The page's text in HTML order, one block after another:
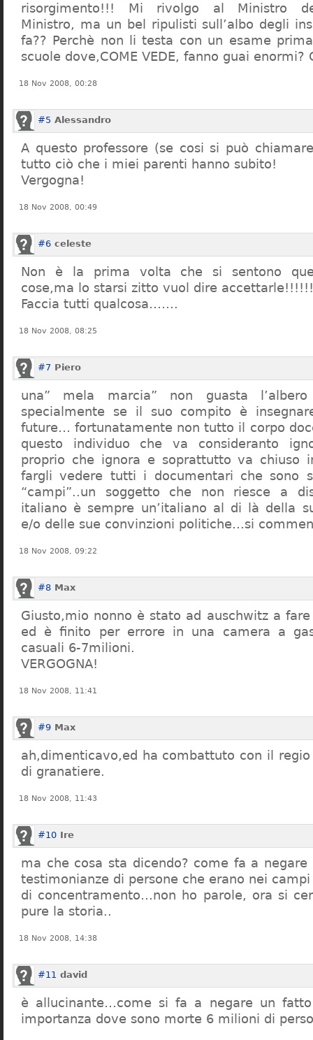
risorgimento!!! Mi rivolgo al Ministro
Ministro, ma un bel ripulisti sull’albo degli
fa?? Perchè non li testa con un esame
scuole dove,COME VEDE, fanno guai enormi?
18 Nov 2008, 00:28
#5 Alessandro
A questo professore (se cosi si può
tutto ciò che i miei parenti hanno subito!
Vergogna!
18 Nov 2008, 00:49
#6 celeste
Non è la prima volta che si sentono
cose,ma lo starsi zitto vuol dire accettarle!!!!!!
Faccia tutti qualcosa…….
18 Nov 2008, 08:25
#7 Piero
una” mela marcia” non guasta
specialmente se il suo compito è
future… fortunatamente non tutto il corpo
questo individuo che va consideranto
proprio che ignora e soprattutto va chiuso
fargli vedere tutti i documentari che sono
“campi”..un soggetto che non riesce a
italiano è sempre un’italiano al di là della
e/o delle sue convinzioni politiche…si
18 Nov 2008, 09:22
#8 Max
Giusto,mio nonno è stato ad auschwitz a
ed è finito per errore in una camera a
casuali 6-7milioni.
VERGOGNA!
18 Nov 2008, 11:41
#9 Max
ah,dimenticavo,ed ha combattuto con il
di granatiere.
18 Nov 2008, 11:43
#10 Ire
ma che cosa sta dicendo? come fa a
testimonianze di persone che erano nei campi
di concentramento…non ho parole, ora si
pure la storia..
18 Nov 2008, 14:38
#11 david
è allucinante…come si fa a negare un
importanza dove sono morte 6 milioni di